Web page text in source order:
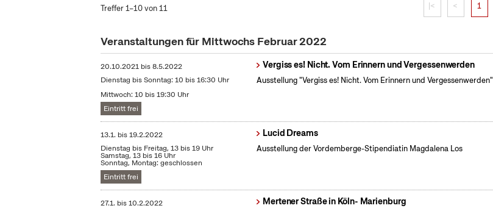
Treffer 1–10 von 11 |< < 1
Veranstaltungen für Mittwochs Februar 2022
20.10.2021 bis8.5.2022
Dienstag bis Sonntag: 10 bis 16:30 Uhr
Mittwoch: 10 bis 19:30 Uhr
Eintritt frei
Vergiss es! Nicht. Vom Erinnern und Vergessenwerden
Ausstellung "Vergiss es! Nicht. Vom Erinnern und Vergessenwerden"
13.1. bis19.2.2022
Dienstag bis Freitag, 13 bis 19 Uhr
Samstag, 13 bis 16 Uhr
Sonntag, Montag: geschlossen
Eintritt frei
Lucid Dreams
Ausstellung der Vordemberge-Stipendiatin Magdalena Los
27.1. bis10.2.2022 Mertener Straße in Köln- Marienburg